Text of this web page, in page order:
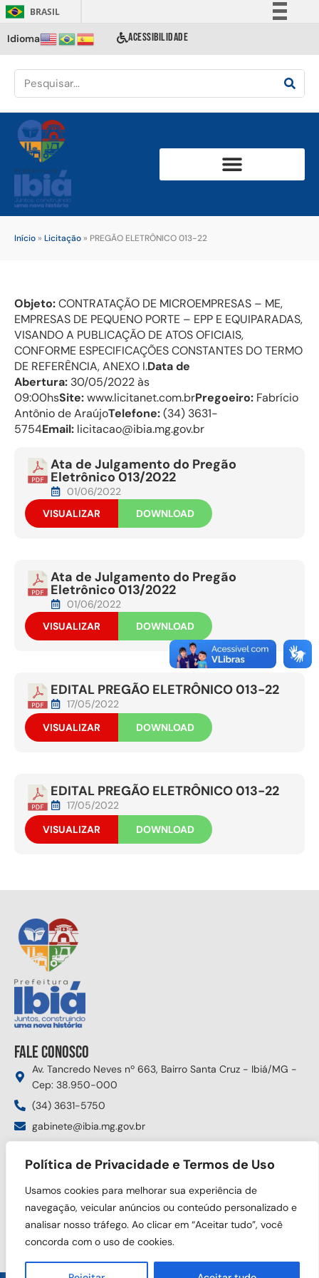
Política de Privacidade e Termos de Uso
Usamos cookies para melhorar sua experiência de
navegação, veicular anúncios ou conteúdo personalizado e
analisar nosso tráfego. Ao clicar em “Aceitar tudo”, você
concorda com o uso de cookies.
BRASIL
Comunica BR
Acesso à informação
Idioma ACESSIBILIDADE
Início » Licitação » PREGÃO ELETRÔNICO 013-22
Objeto:CONTRATAÇÃO DE MICROEMPRESAS – ME,
EMPRESAS DE PEQUENO PORTE – EPP E EQUIPARADAS,
VISANDO A PUBLICAÇÃO DE ATOS OFICIAIS,
CONFORME ESPECIFICAÇÕES CONSTANTES DO TERMO
DE REFERÊNCIA, ANEXO I.Data de
Abertura: 30/05/2022 às
09:00hsSite:www.licitanet.com.brPregoeiro: Fabrício
Antônio de AraújoTelefone:(34) 3631-
5754Email: licitacao@ibia.mg.gov.br
Ata de Julgamento do Pregão
Eletrônico 013/2022
01/06/2022
VISUALIZAR
DOWNLOAD
Ata de Julgamento do Pregão
Eletrônico 013/2022
01/06/2022
VISUALIZAR
DOWNLOAD
EDITAL PREGÃO ELETRÔNICO 013-22
17/05/2022
VISUALIZAR
DOWNLOAD
EDITAL PREGÃO ELETRÔNICO 013-22
17/05/2022
VISUALIZAR
DOWNLOAD
Fale conosco
Av. Tancredo Neves nº 663, Bairro Santa Cruz - Ibiá/MG -
Cep: 38.950-000
(34) 3631-5750
gabinete@ibia.mg.gov.br
Siga nas redes sociais